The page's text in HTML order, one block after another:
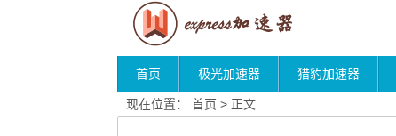
首页 极光加速器 猎豹加速器
现在位置： 首页 > 正文